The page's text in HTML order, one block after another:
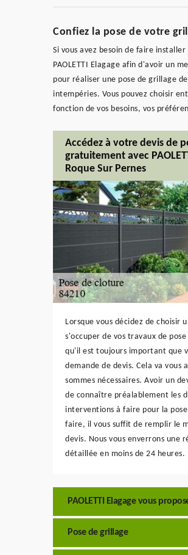
Confiez la pose de votre
Si vous avez besoin de faire
PAOLETTI Elagage afin d'avoir un
pour réaliser une pose de grillage
intempéries. Vous pouvez choisir
fonction de vos besoins, vos
Accédez à votre devis de
gratuitement avec
Roque Sur Pernes
Lorsque vous décidez de choisir
s'occuper de vos travaux de
qu'il est toujours important que
demande de devis. Cela va vous
sommes nécessaires. Avoir un
de connaître préalablement les
interventions à faire pour la
faire, il vous suffit de remplir le
devis. Nous vous enverrons une
détaillée en moins de 24 heures.
PAOLETTI Elagage vous
Pose de grillage